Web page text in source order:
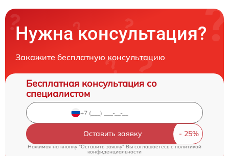
Нужна консультация?
Закажите бесплатную консультацию
Бесплатная консультация со
специалистом
Оставить заявку
Нажимая на кнопку "Оставить заявку" Вы соглашаетесь c политикой
конфиденциальности